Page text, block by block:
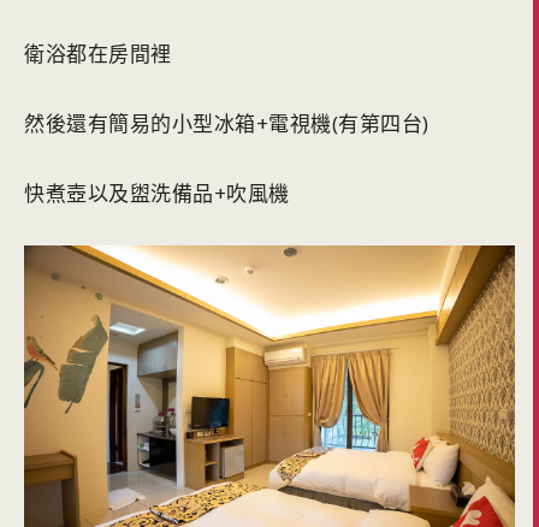
衛浴都在房間裡
然後還有簡易的小型冰箱+電視機(有第四台)
快煮壺以及盥洗備品+吹風機